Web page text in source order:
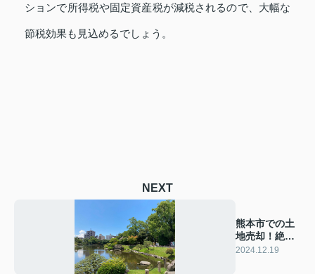
ションで所得税や固定資産税が減税されるので、大幅な
節税効果も見込めるでしょう。
NEXT
熊本市での土
地売却！絶対
失敗しないた
2024.12.19